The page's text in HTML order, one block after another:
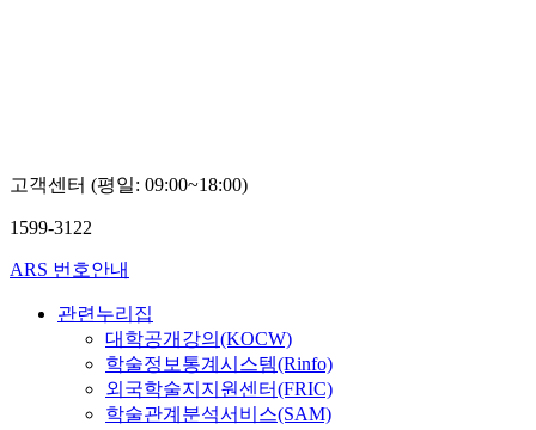
고객센터 (평일: 09:00~18:00)
1599-3122
ARS 번호안내
관련누리집
대학공개강의(KOCW)
학술정보통계시스템(Rinfo)
외국학술지지원센터(FRIC)
학술관계분석서비스(SAM)